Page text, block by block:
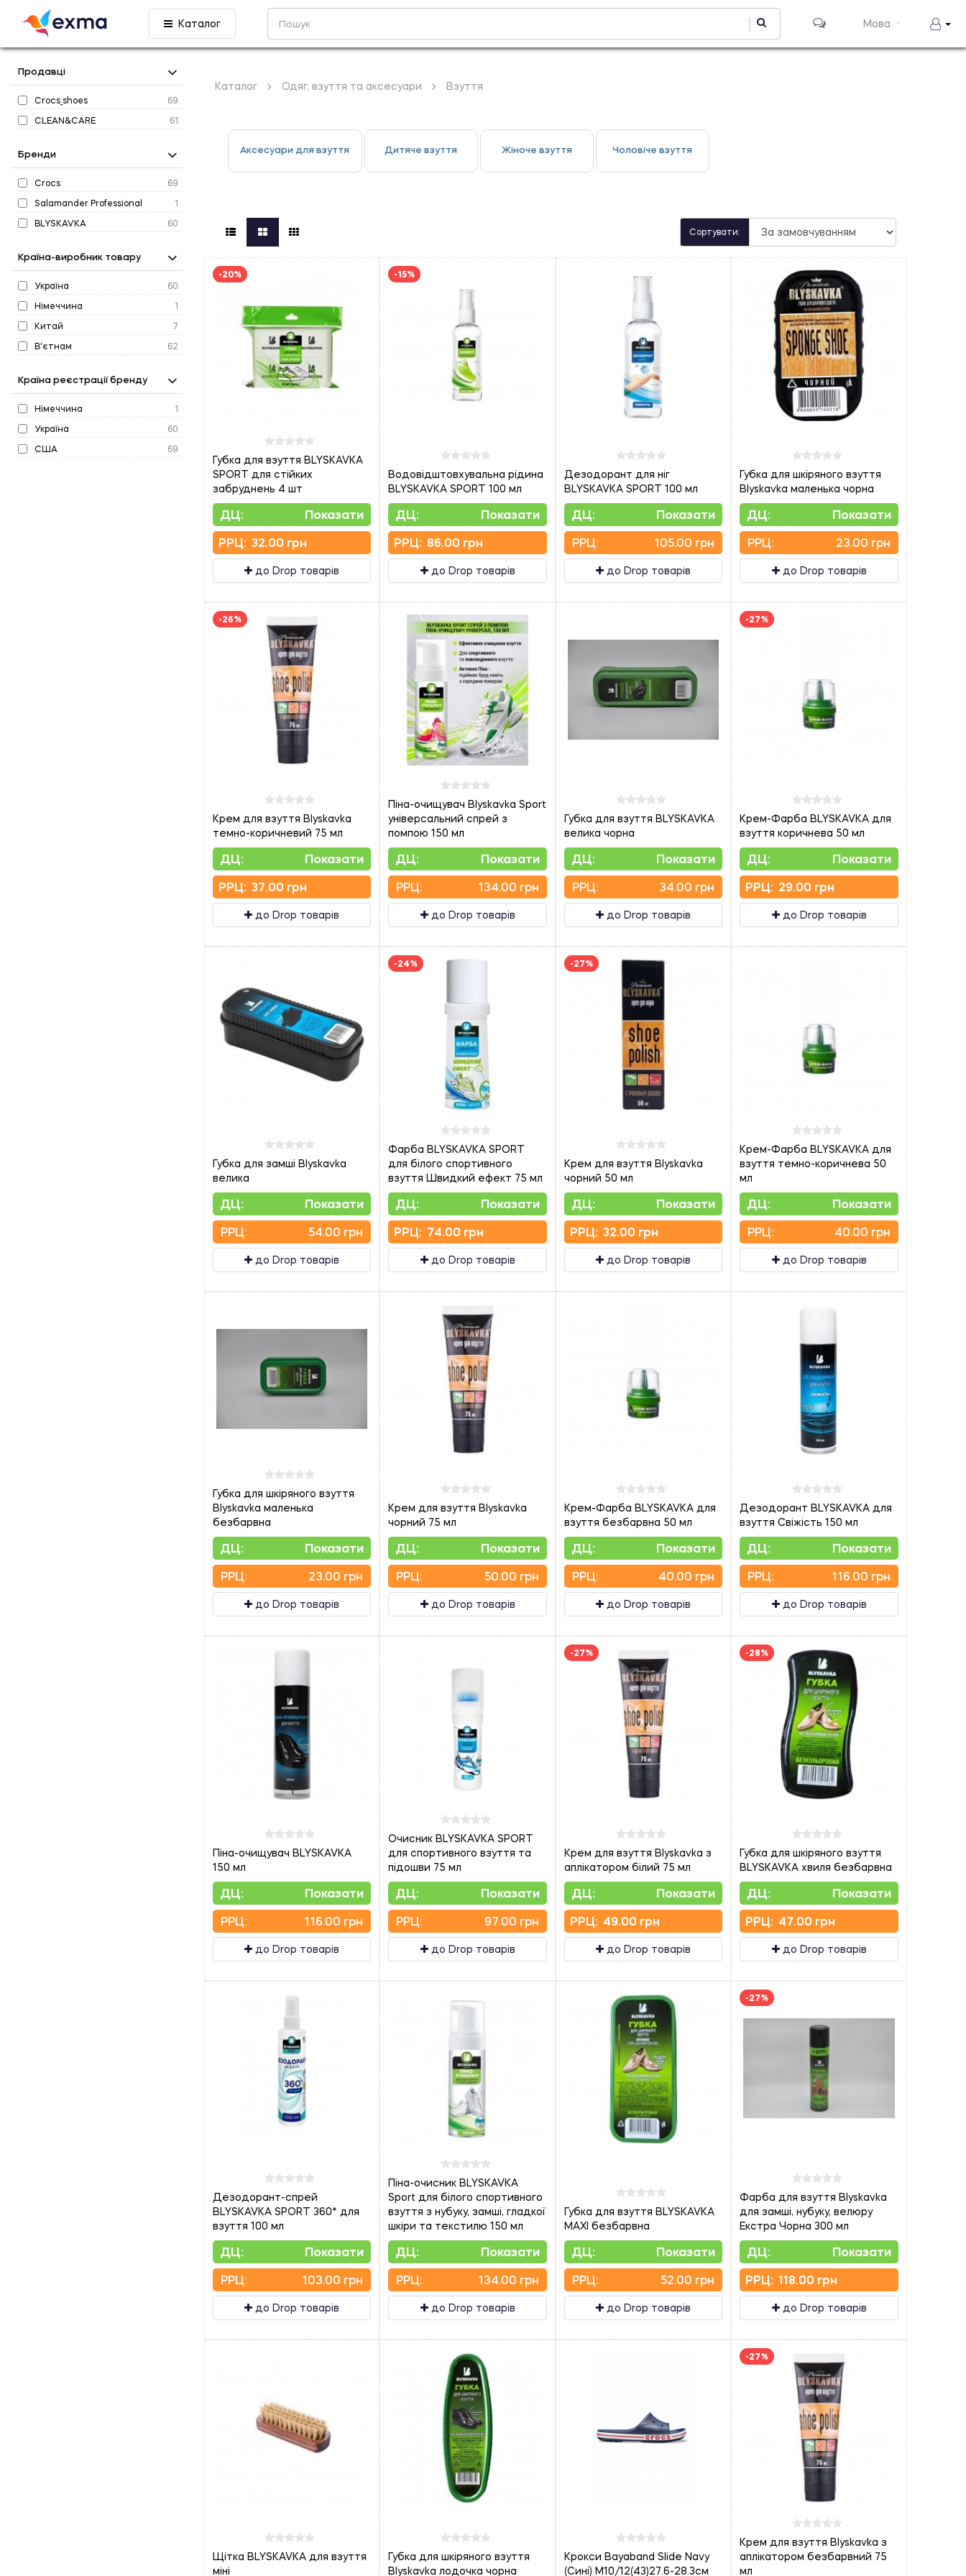
Каталог Мова
Продавці
Crocs_shoes
69
CLEAN&CARE
61
Бренди
Crocs
69
Salamander Professional
1
BLYSKAVKA
60
Країна-виробник товару
Україна
60
Німеччина
1
Китай
7
В'єтнам
62
Країна реєстрації бренду
Німеччина
1
Україна
60
США
69
Каталог Одяг, взуття та аксесуари Взуття
Аксесуари для взуття Дитяче взуття Жіноче взуття Чоловіче взуття
Сортувати:
-20%
Губка для взуття BLYSKAVKA
SPORT для стійких
забруднень 4 шт
ДЦ: Показати
PPЦ: 32.00 грн
до Drop товарів
-15%
Водовідштовхувальна рідина
BLYSKAVKA SPORT 100 мл
ДЦ: Показати
PPЦ: 86.00 грн
до Drop товарів
Дезодорант для ніг
BLYSKAVKA SPORT 100 мл
ДЦ: Показати
PPЦ: 105.00 грн
до Drop товарів
Губка для шкіряного взуття
Blyskavka маленька чорна
ДЦ: Показати
PPЦ: 23.00 грн
до Drop товарів
-26%
Крем для взуття Blyskavka
темно-коричневий 75 мл
ДЦ: Показати
PPЦ: 37.00 грн
до Drop товарів
Піна-очищувач Blyskavka Sport
універсальний спрей з
помпою 150 мл
ДЦ: Показати
PPЦ: 134.00 грн
до Drop товарів
Губка для взуття BLYSKAVKA
велика чорна
ДЦ: Показати
PPЦ: 34.00 грн
до Drop товарів
-27%
Крем-Фарба BLYSKAVKA для
взуття коричнева 50 мл
ДЦ: Показати
PPЦ: 29.00 грн
до Drop товарів
Губка для замші Blyskavka
велика
ДЦ: Показати
PPЦ: 54.00 грн
до Drop товарів
-24%
Фарба BLYSKAVKA SPORT
для білого спортивного
взуття Швидкий ефект 75 мл
ДЦ: Показати
PPЦ: 74.00 грн
до Drop товарів
-27%
Крем для взуття Blyskavka
чорний 50 мл
ДЦ: Показати
PPЦ: 32.00 грн
до Drop товарів
Крем-Фарба BLYSKAVKA для
взуття темно-коричнева 50
мл
ДЦ: Показати
PPЦ: 40.00 грн
до Drop товарів
Губка для шкіряного взуття
Blyskavka маленька
безбарвна
ДЦ: Показати
PPЦ: 23.00 грн
до Drop товарів
Крем для взуття Blyskavka
чорний 75 мл
ДЦ: Показати
PPЦ: 50.00 грн
до Drop товарів
Крем-Фарба BLYSKAVKA для
взуття безбарвна 50 мл
ДЦ: Показати
PPЦ: 40.00 грн
до Drop товарів
Дезодорант BLYSKAVKA для
взуття Свіжість 150 мл
ДЦ: Показати
PPЦ: 116.00 грн
до Drop товарів
Піна-очищувач BLYSKAVKA
150 мл
ДЦ: Показати
PPЦ: 116.00 грн
до Drop товарів
Очисник BLYSKAVKA SPORT
для спортивного взуття та
підошви 75 мл
ДЦ: Показати
PPЦ: 97.00 грн
до Drop товарів
-27%
Крем для взуття Blyskavka з
аплікатором білий 75 мл
ДЦ: Показати
PPЦ: 49.00 грн
до Drop товарів
-28%
Губка для шкіряного взуття
BLYSKAVKA хвиля безбарвна
ДЦ: Показати
PPЦ: 47.00 грн
до Drop товарів
Дезодорант-спрей
BLYSKAVKA SPORT 360* для
взуття 100 мл
ДЦ: Показати
PPЦ: 103.00 грн
до Drop товарів
Піна-очисник BLYSKAVKA
Sport для білого спортивного
взуття з нубуку, замші, гладкої
шкіри та текстилю 150 мл
ДЦ: Показати
PPЦ: 134.00 грн
до Drop товарів
Губка для взуття BLYSKAVKA
MAXI безбарвна
ДЦ: Показати
PPЦ: 52.00 грн
до Drop товарів
-27%
Фарба для взуття Blyskavka
для замші, нубуку, велюру
Екстра Чорна 300 мл
ДЦ: Показати
PPЦ: 118.00 грн
до Drop товарів
Щітка BLYSKAVKA для взуття
міні
Губка для шкіряного взуття
Blyskavka лодочка чорна
Крокси Bayaband Slide Navy
(Сині) М10/12(43)27.6-28.3см
-27%
Крем для взуття Blyskavka з
аплікатором безбарвний 75
мл